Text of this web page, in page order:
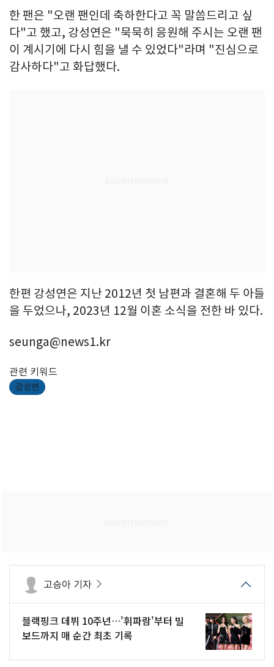
한 팬은 "오랜 팬인데 축하한다고 꼭 말씀드리고 싶
다"고 했고, 강성연은 "묵묵히 응원해 주시는 오랜 팬
이 계시기에 다시 힘을 낼 수 있었다"라며 "진심으로
감사하다"고 화답했다.
한편 강성연은 지난 2012년 첫 남편과 결혼해 두 아들
을 두었으나, 2023년 12월 이혼 소식을 전한 바 있다.
seunga@news1.kr
관련 키워드
강성연
고승아 기자
블랙핑크 데뷔 10주년…'휘파람'부터 빌
보드까지 매 순간 최초 기록